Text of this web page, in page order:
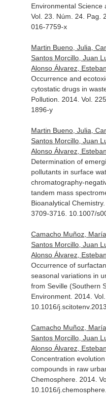
Environmental Science
Vol. 23. Núm. 24. Pag.
016-7759-x
Martin Bueno, Julia,
Santos Morcillo, Juan
Alonso Álvarez,
Occurrence and
cytostatic drugs in
Pollution . 2014. Vol.
1896-y
Martin Bueno, Julia,
Santos Morcillo, Juan
Alonso Álvarez,
Determination of
pollutants in surface
chromatography-
tandem mass
Bioanalytical Chemistry
3709-3716. 10.1007/
Camacho Muñoz,
Santos Morcillo, Juan
Alonso Álvarez,
Occurrence of
seasonal variations in
from Seville (Southern
Environment. 2014.
10.1016/
Camacho Muñoz,
Santos Morcillo, Juan
Alonso Álvarez,
Concentration
compounds in raw
Chemosphere. 2014.
10.1016/